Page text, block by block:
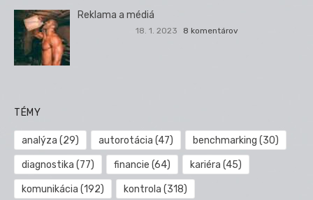
Reklama a médiá
18. 1. 2023 8 komentárov
TÉMY
analýza (29) autorotácia (47) benchmarking (30)
diagnostika (77) financie (64) kariéra (45)
komunikácia (192) kontrola (318)